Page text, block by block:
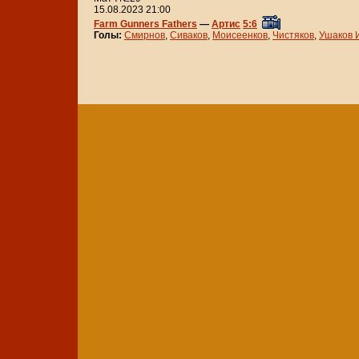
15.08.2023 21:00
Farm Gunners Fathers — Артис 5:6
Голы: Смирнов, Сиваков, Моисеенков, Чистяков, Ушаков